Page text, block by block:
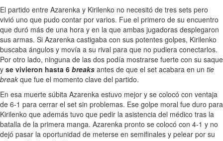
El partido entre Azarenka y Kirilenko no necesitó de tres sets pero
vivió uno que pudo contar por varios. Fue el primero de su encuentro
que duró más de una hora y en la que ambas jugadoras desplegaron
sus armas. Si Azarenka castigaba con sus potentes golpes, Kirilenko
buscaba ángulos y movía a su rival para que no pudiera conectarlos.
Por otro lado, ninguna de las dos podía mostrarse fuerte con su saque
y se vivieron hasta 6 breaks antes de que el set acabara en un tie
break que fue el momento clave del partido.
En esa muerte súbita Azarenka estuvo mejor y se colocó con ventaja
de 6-1 para cerrar el set sin problemas. Ese golpe moral fue duro para
Kirilenko que además tuvo que pedir la asistencia del médico tras la
batalla de la primera manga. Azarenka pronto se colocó con 4-1 y no
dejó pasar la oportunidad de meterse en semifinales y pelear por su